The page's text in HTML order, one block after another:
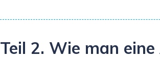
Teil 2. Wie man